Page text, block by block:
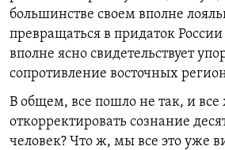
большинстве своем вполне
превращаться в придаток
вполне ясно свидетельствует
сопротивление восточных
В общем, все пошло не так, и
откорректировать сознание
человек? Что ж, мы все это уже